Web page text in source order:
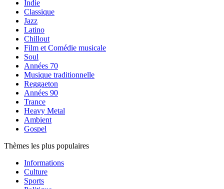
Indie
Classique
Jazz
Latino
Chillout
Film et Comédie musicale
Soul
Années 70
Musique traditionnelle
Reggaeton
Années 90
Trance
Heavy Metal
Ambient
Gospel
Thèmes les plus populaires
Informations
Culture
Sports